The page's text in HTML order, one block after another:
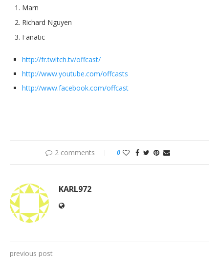
Marn
Richard Nguyen
Fanatic
http://fr.twitch.tv/offcast/
http://www.youtube.com/offcasts
http://www.facebook.com/offcast
2 comments 0
KARL972
previous post